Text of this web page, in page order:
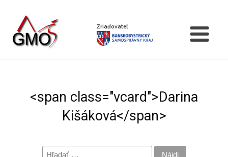
Zriaďovateľ
<span class="vcard">Darina
Kišáková</span>
Hľadať: